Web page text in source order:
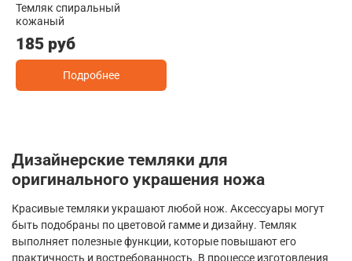
Темляк спиральный
кожаный
185 руб
Подробнее
Дизайнерские темляки для
оригинального украшения ножа
Красивые темляки украшают любой нож. Аксессуары могут
быть подобраны по цветовой гамме и дизайну. Темляк
выполняет полезные функции, которые повышают его
практичность и востребованность. В процессе изготовления